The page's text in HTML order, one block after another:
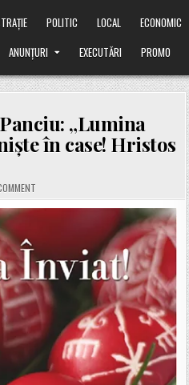
POLITIC LOCAL ECONOMIC
ANUNȚURI EXECUTĂRI PROMO
„Lumina
în case! Hristos
NICOLAI
MĂRĂSCU,
„LUMINA
SĂRBĂTORI
SĂ
VĂ
ADUCĂ
PACE
LINIȘTE
ÎN
CASE!
HRISTOS
ÎNVIAT!”